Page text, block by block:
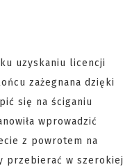
uzyskaniu licencji
zażegnana dzięki
się na ściganiu
wprowadzić
z powrotem na
przebierać w szerokiej